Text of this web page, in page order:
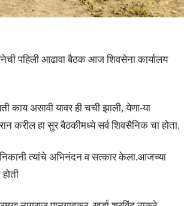
पहिली आढावा बैठक आज शिवसेना कार्यालय
काय असावी यावर ही चची झाली, येणा-या
करील हा सुर बैठकीमध्ये सर्व शिवसैनिक चा होता.
त्यांचे अभिनंदन व सत्कार केला.आजच्या